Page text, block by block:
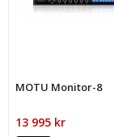
MOTU Monitor-8
13 995 kr